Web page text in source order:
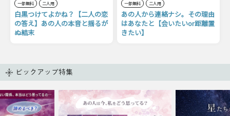
一部無料 二人用
白黒つけてよかね？【二人の恋
の答え】あの人の本音と揺るが
ぬ結末
一部無料 二人用
あの人から連絡ナシ。その理由
はあなたと【会いたいor距離置
きたい】
ピックアップ特集